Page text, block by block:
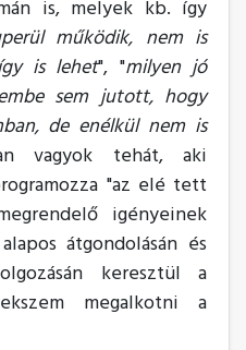
is, melyek kb. így
működik, nem is
is lehet", "milyen jó
sem jutott, hogy
de enélkül nem is
vagyok tehát, aki
"az elé tett
igényeinek
átgondolásán és
keresztül a
megalkotni a